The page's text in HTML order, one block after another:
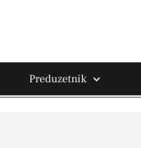
Preduzetnik